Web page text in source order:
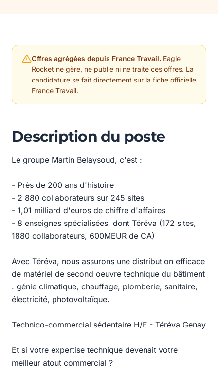
Offres agrégées depuis France Travail. Eagle
Rocket ne gère, ne publie ni ne traite ces offres. La
candidature se fait directement sur la fiche officielle
France Travail.
Description du poste
Le groupe Martin Belaysoud, c'est :
- Près de 200 ans d'histoire
- 2 880 collaborateurs sur 245 sites
- 1,01 milliard d'euros de chiffre d'affaires
- 8 enseignes spécialisées, dont Téréva (172 sites,
1880 collaborateurs, 600MEUR de CA)
Avec Téréva, nous assurons une distribution efficace
de matériel de second oeuvre technique du bâtiment
: génie climatique, chauffage, plomberie, sanitaire,
électricité, photovoltaïque.
Technico-commercial sédentaire H/F - Téréva Genay
Et si votre expertise technique devenait votre
meilleur atout commercial ?